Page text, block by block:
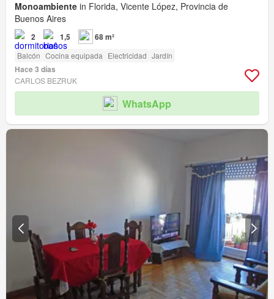
Monoambiente in Florida, Vicente López, Provincia de
Buenos Aires
2 1,5 68 m²
Balcón Cocina equipada Electricidad Jardín
Hace 3 días
CARLOS BEZRUK
WhatsApp